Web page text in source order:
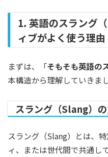
1. 英語のスラング
ィブがよく使う理由
まずは、「そもそも英語の
本構造から理解していきま
スラング（Slang）
スラング（Slang）とは、
ィ、または世代間で共通し